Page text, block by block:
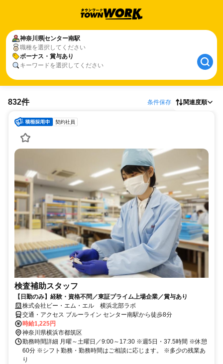
神奈川県センター南駅
職種を選択してください
ボーナス・賞与あり
キーワードを選択してください
832件 条件保存 関連度順
契約社員
検査補助スタッフ
【日勤のみ】経験・資格不問／東証プライム上場企業／賞与あり
株式会社ビー・エム・エル 横浜北部ラボ
交通・アクセス ブルーライン センター南駅から徒歩8分
時給1,225円
神奈川県横浜市都筑区
勤務時間詳細 月曜～土曜日／9:00～17:30 ※週5日・37.5時間 ※休憩
60分 ※シフト勤務・勤務時間はご相談に応じます。 ※多少の残業あ
り